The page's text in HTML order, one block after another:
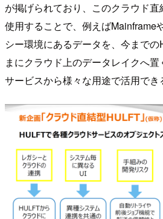
が掲げられており、このクラウド
使用することで、例えばMainframe
シー環境にあるデータを、今まで
まにクラウド上のデータレイクへ
サービスから様々な用途で活用でき